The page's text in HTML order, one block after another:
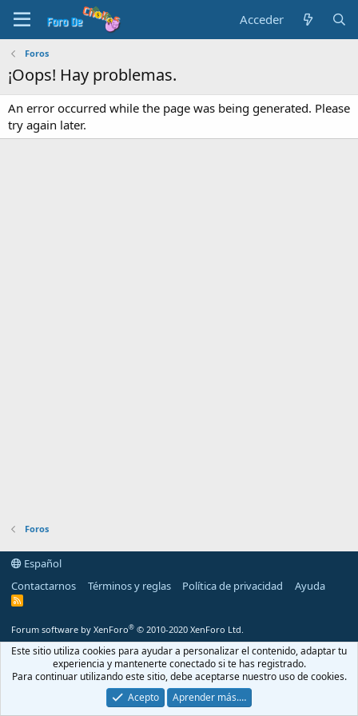
Acceder
Foros
¡Oops! Hay problemas.
An error occurred while the page was being generated. Please
try again later.
Foros
Español
Contactarnos
Términos y reglas Política de privacidad Ayuda
R
Forum software by XenForo® © 2010-2020 XenForo Ltd.
Este sitio utiliza cookies para ayudar a personalizar el contenido, adaptar tu
experiencia y mantenerte conectado si te has registrado.
Para continuar utilizando este sitio, debe aceptarse nuestro uso de cookies.
Acepto
Aprender más.…